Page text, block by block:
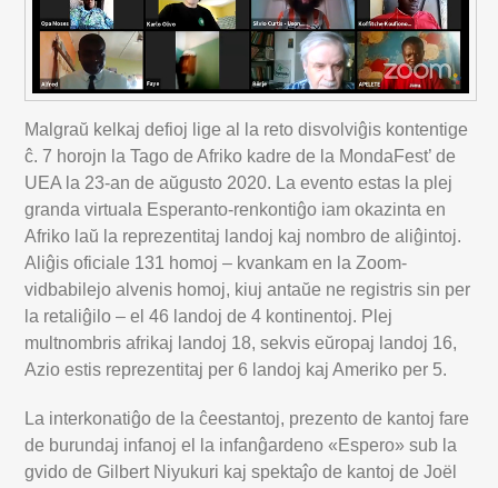
Malgraŭ kelkaj defioj lige al la reto disvolviĝis kontentige
ĉ. 7 horojn la Tago de Afriko kadre de la MondaFest’ de
UEA la 23-an de aŭgusto 2020. La evento estas la plej
granda virtuala Esperanto-renkontiĝo iam okazinta en
Afriko laŭ la reprezentitaj landoj kaj nombro de aliĝintoj.
Aliĝis oficiale 131 homoj – kvankam en la Zoom-
vidbabilejo alvenis homoj, kiuj antaŭe ne registris sin per
la retaliĝilo – el 46 landoj de 4 kontinentoj. Plej
multnombris afrikaj landoj 18, sekvis eŭropaj landoj 16,
Azio estis reprezentitaj per 6 landoj kaj Ameriko per 5.
La interkonatiĝo de la ĉeestantoj, prezento de kantoj fare
de burundaj infanoj el la infanĝardeno «Espero» sub la
gvido de Gilbert Niyukuri kaj spektaĵo de kantoj de Joël